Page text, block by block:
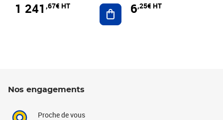
1 241 ,67€ HT Ajouter au panier
6,25€ HT
Nos engagements
Proche de vous